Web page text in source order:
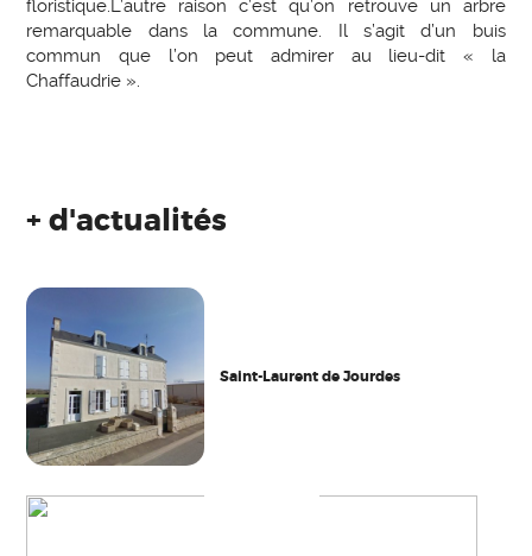
floristique.L’autre raison c’est qu’on retrouve un arbre
remarquable dans la commune. Il s’agit d’un buis
commun que l’on peut admirer au lieu-dit « la
Chaffaudrie ».
+ d'actualités
Saint-Laurent de Jourdes